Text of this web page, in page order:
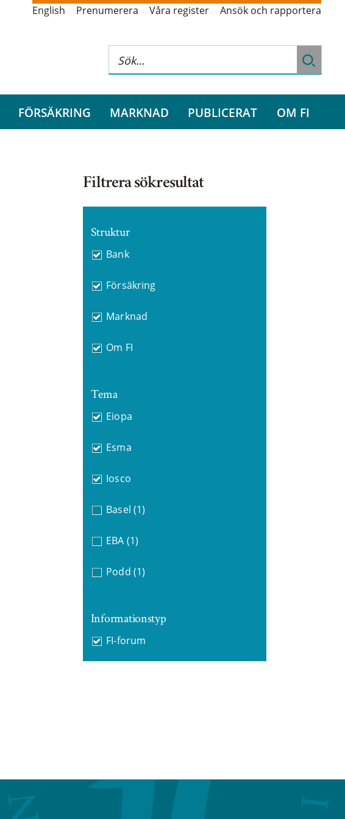
English Prenumerera Våra register Ansök och rapportera
FÖRSÄKRING MARKNAD PUBLICERAT OM FI
Filtrera sökresultat
Struktur
Bank
Försäkring
Marknad
Om FI
Tema
Eiopa
Esma
Iosco
Basel (1)
EBA (1)
Podd (1)
Informationstyp
FI-forum